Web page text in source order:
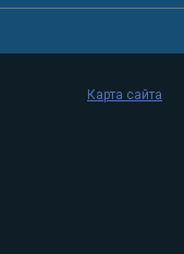
Карта сайта